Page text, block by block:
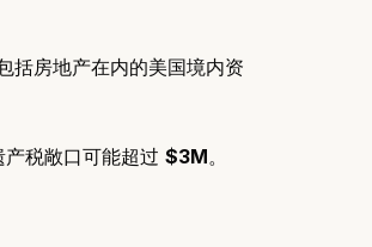
括房地产在内的美国境内资
产税敞口可能超过 $3M。